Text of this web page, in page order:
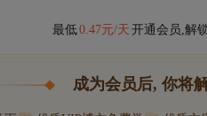
最低0.47元/天 开通会员,解
成为会员后, 你将